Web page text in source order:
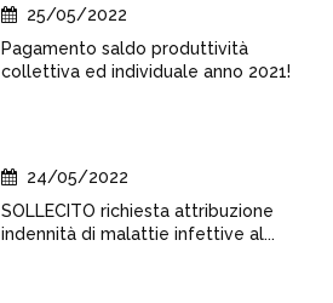
25/05/2022
Pagamento saldo produttività
collettiva ed individuale anno 2021!
24/05/2022
SOLLECITO richiesta attribuzione
indennità di malattie infettive al...